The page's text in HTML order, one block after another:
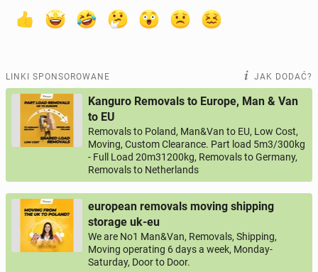
LINKI SPONSOROWANE JAK DODAĆ?
Kanguro Removals to Europe, Man & Van
to EU
Removals to Poland, Man&Van to EU, Low Cost,
Moving, Custom Clearance. Part load 5m3/300kg
- Full Load 20m31200kg, Removals to Germany,
Removals to Netherlands
european removals moving shipping
storage uk-eu
We are No1 Man&Van, Removals, Shipping,
Moving operating 6 days a week, Monday-
Saturday, Door to Door.